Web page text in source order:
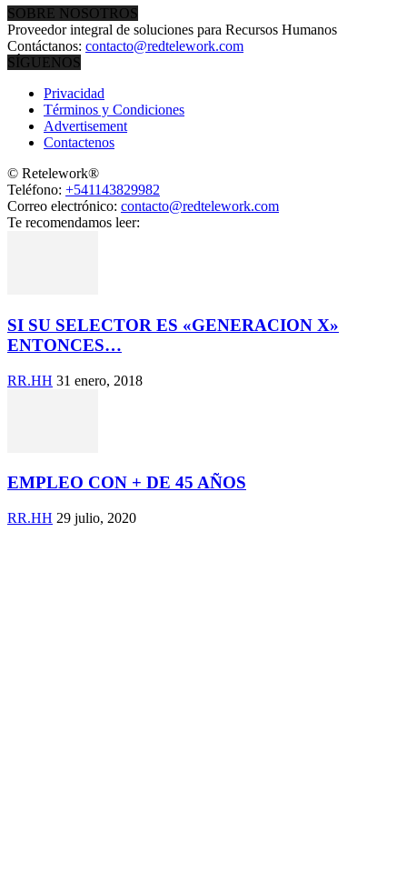
SOBRE NOSOTROS
Proveedor integral de soluciones para Recursos Humanos
Contáctanos: contacto@redtelework.com
SÍGUENOS
Privacidad
Términos y Condiciones
Advertisement
Contactenos
© Retelework®
Teléfono: +541143829982
Correo electrónico: contacto@redtelework.com
Te recomendamos leer:
SI SU SELECTOR ES «GENERACION X»
ENTONCES…
RR.HH 31 enero, 2018
EMPLEO CON + DE 45 AÑOS
RR.HH 29 julio, 2020